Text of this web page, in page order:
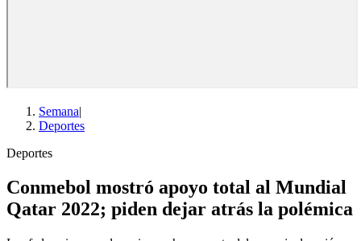
Semana|
Deportes
Deportes
Conmebol mostró apoyo total al Mundial
Qatar 2022; piden dejar atrás la polémica